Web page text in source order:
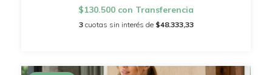
$130.500 con Transferencia
3 cuotas sin interés de $48.333,33